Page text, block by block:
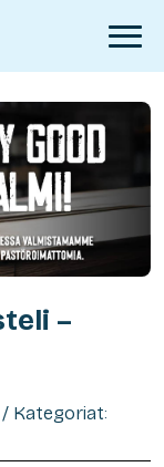
–
/ Kategoriat: